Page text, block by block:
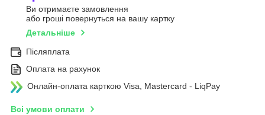
Ви отримаєте замовлення
або гроші повернуться на вашу картку
Детальніше
Післяплата
Оплата на рахунок
Онлайн-оплата карткою Visa, Mastercard - LiqPay
Всі умови оплати